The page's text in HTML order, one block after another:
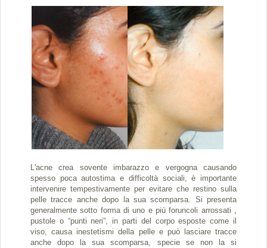
L'acne crea sovente imbarazzo e vergogna causando
spesso poca autostima e difficoltà sociali, è importante
intervenire tempestivamente per evitare che restino sulla
pelle tracce anche dopo la sua scomparsa. Si presenta
generalmente sotto forma di uno e più foruncoli arrossati ,
pustole o “punti neri”, in parti del corpo esposte come il
viso, causa inestetismi della pelle e può lasciare tracce
anche dopo la sua scomparsa, specie se non la si